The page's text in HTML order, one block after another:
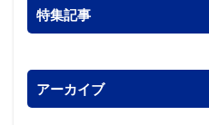
特集記事
アーカイブ